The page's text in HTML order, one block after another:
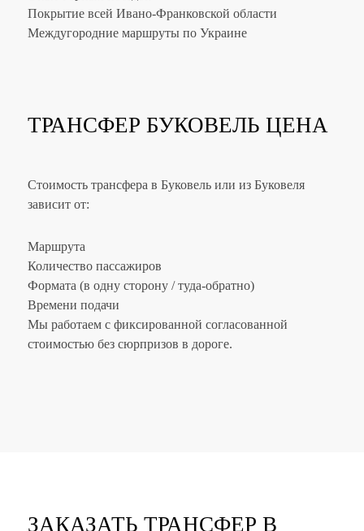
Покрытие всей Ивано-Франковской области
Междугородние маршруты по Украине
ТРАНСФЕР БУКОВЕЛЬ ЦЕНА
Стоимость трансфера в Буковель или из Буковеля
зависит от:
Маршрута
Количество пассажиров
Формата (в одну сторону / туда-обратно)
Времени подачи
Мы работаем с фиксированной согласованной
стоимостью без сюрпризов в дороге.
ЗАКАЗАТЬ ТРАНСФЕР В